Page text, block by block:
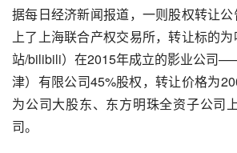
据每日经济新闻报道，一则股权转让
上了上海联合产权交易所，转让标的为
站/bilibili）在2015年成立的影业公司
津）有限公司45%股权，转让价格为
为公司大股东、东方明珠全资子公司
司。